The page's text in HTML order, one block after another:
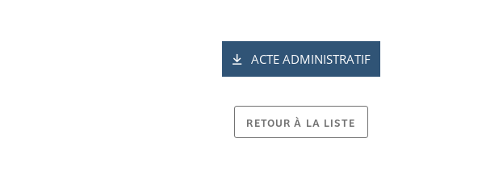
ACTE ADMINISTRATIF
RETOUR À LA LISTE